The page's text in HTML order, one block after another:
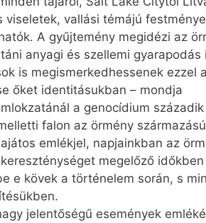
vallási témájú
A gyűjtemény megidézi az
anyagi és szellemi
is megismerkedhessenek ezzel
őket identitásukban – mondja
a genocídium
falon az örmény
emlékjel, napjainkban az
megelőző
e kövek a történelem során, s
jelentőségű események